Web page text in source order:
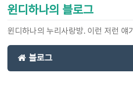
윈디하나의 블로그
윈디하나의 누리사랑방. 이런 저런 얘기
블로그